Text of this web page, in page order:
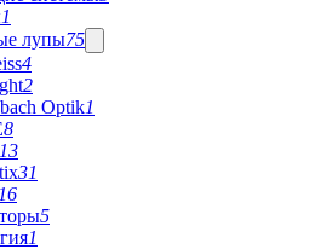
1
лупы75
4
2
Optik1
8
13
31
5
1